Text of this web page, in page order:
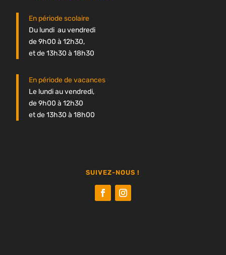
En période scolaire
Du lundi au vendredi
de 9h00 à 12h30,
et de 13h30 à 18h30
En période de vacances
Le lundi au vendredi,
de 9h00 à 12h30
et de 13h30 à 18h00
SUIVEZ-NOUS !